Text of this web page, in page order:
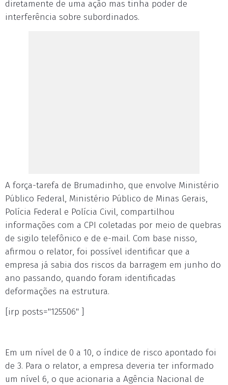
diretamente de uma ação mas tinha poder de
interferência sobre subordinados.
A força-tarefa de Brumadinho, que envolve Ministério
Público Federal, Ministério Público de Minas Gerais,
Polícia Federal e Polícia Civil, compartilhou
informações com a CPI coletadas por meio de quebras
de sigilo telefônico e de e-mail. Com base nisso,
afirmou o relator, foi possível identificar que a
empresa já sabia dos riscos da barragem em junho do
ano passando, quando foram identificadas
deformações na estrutura.
[irp posts="125506" ]
Em um nível de 0 a 10, o índice de risco apontado foi
de 3. Para o relator, a empresa deveria ter informado
um nível 6, o que acionaria a Agência Nacional de